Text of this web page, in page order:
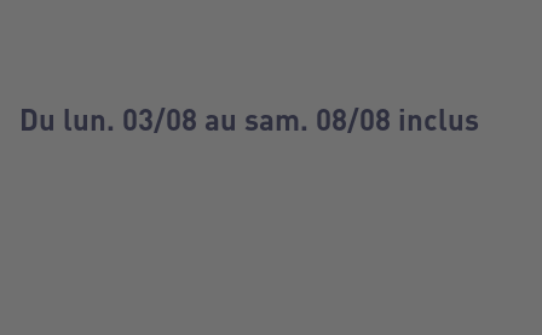
Du lun. 03/08 au sam. 08/08 inclus